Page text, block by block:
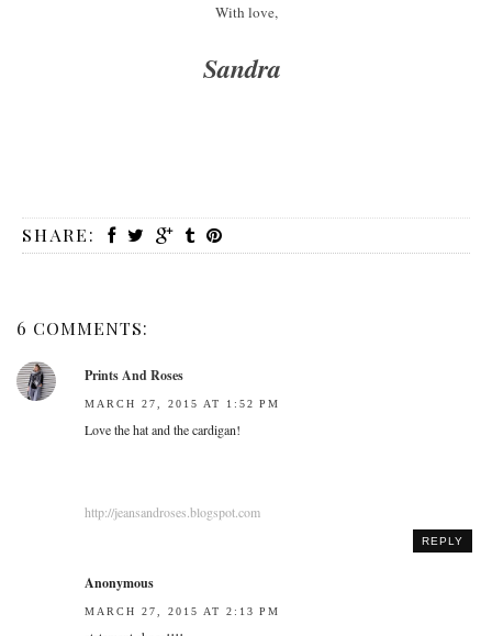
With love,
Sandra
SHARE:
6 COMMENTS:
Prints And Roses
MARCH 27, 2015 AT 1:52 PM
Love the hat and the cardigan!
http://jeansandroses.blogspot.com
REPLY
Anonymous
MARCH 27, 2015 AT 2:13 PM